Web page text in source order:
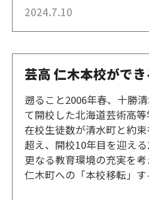
状態だ。 筆者は会議への
津々で片隅に着席。発表
2024.7.10
芸高 仁木本校ができ
遡ること2006年春、十勝
て開校した北海道芸術高
在校生徒数が清水町と約
超え、開校10年目を迎え
更なる教育環境の充実を
仁木町への「本校移転」